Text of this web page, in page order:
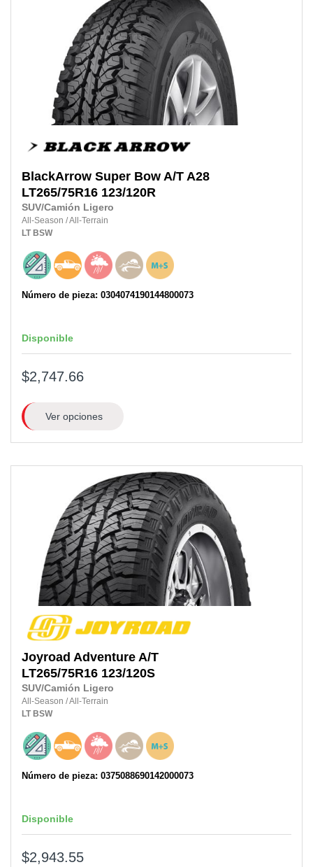
BlackArrow Super Bow A/T A28
LT265/75R16 123/120R
SUV/Camión Ligero
All-Season /All-Terrain
LT BSW
Número de pieza: 0304074190144800073
Disponible
$2,747.66
Ver opciones
Joyroad Adventure A/T
LT265/75R16 123/120S
SUV/Camión Ligero
All-Season /All-Terrain
LT BSW
Número de pieza: 0375088690142000073
Disponible
$2,943.55